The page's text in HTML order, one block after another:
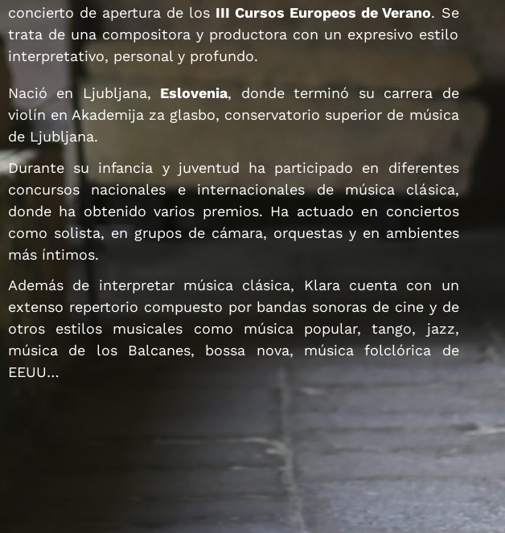
concierto de apertura de los III Cursos Europeos de Verano. Se
trata de una compositora y productora con un expresivo estilo
interpretativo, personal y profundo.
Nació en Ljubljana, Eslovenia, donde terminó su carrera de
violín en Akademija za glasbo, conservatorio superior de música
de Ljubljana.
Durante su infancia y juventud ha participado en diferentes
concursos nacionales e internacionales de música clásica,
donde ha obtenido varios premios. Ha actuado en conciertos
como solista, en grupos de cámara, orquestas y en ambientes
más íntimos.
Además de interpretar música clásica, Klara cuenta con un
extenso repertorio compuesto por bandas sonoras de cine y de
otros estilos musicales como música popular, tango, jazz,
música de los Balcanes, bossa nova, música folclórica de
EEUU…